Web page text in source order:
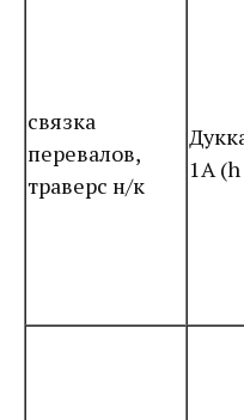
связка
перевалов,
траверс н/к
1А